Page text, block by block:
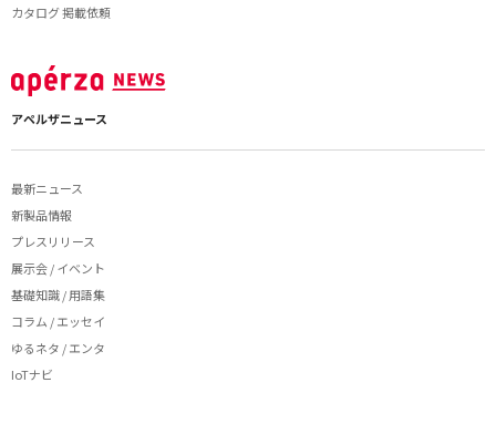
カタログ 掲載依頼
アペルザニュース
最新ニュース
新製品情報
プレスリリース
展示会 / イベント
基礎知識 / 用語集
コラム / エッセイ
ゆるネタ / エンタ
IoTナビ